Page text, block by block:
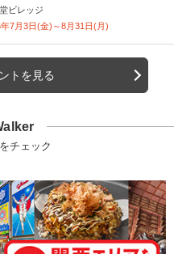
ビレッジ
7月3日(金)～8月31日(月)
トを見る
チェック